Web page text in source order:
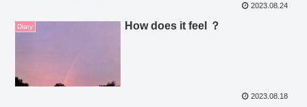
2023.08.24
Diary How does it feel ？
2023.08.18